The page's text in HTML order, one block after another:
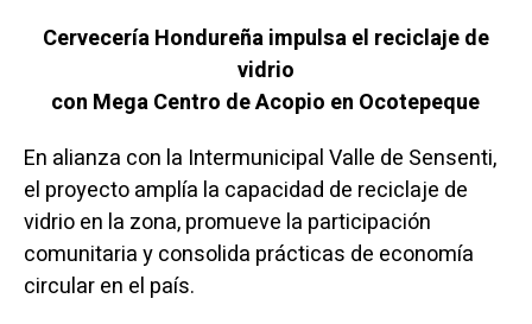
Cervecería Hondureña impulsa el reciclaje de
vidrio
con Mega Centro de Acopio en Ocotepeque
En alianza con la Intermunicipal Valle de Sensenti,
el proyecto amplía la capacidad de reciclaje de
vidrio en la zona, promueve la participación
comunitaria y consolida prácticas de economía
circular en el país.